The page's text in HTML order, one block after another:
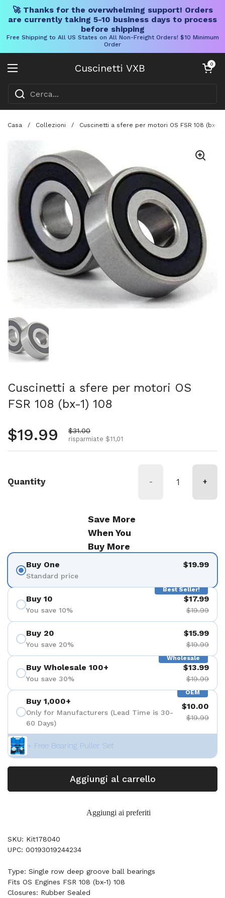
🚀 Thanks for the overwhelming support! Orders
are currently taking 5-10 business days to process
before shipping
Free Shipping to All US States on All Non-Freight Orders! $10 Minimum
Order
Cuscinetti VXB
Aprire il menu
Carrello
0
Casa / Collezioni / Cuscinetti a sfere per motori OS FSR 108 (bx-1)
Cuscinetti a sfere per motori OS
FSR 108 (bx-1) 108
Prezzo normale
$19.99 Prezzo di vendita
$31.00
risparmiate $11,01
Quantity - +
Save More
When You
Buy More
Buy One
Standard price
$19.99
Best Seller!
Buy 10
You save 10%
$17.99
$19.99
Buy 20
You save 20%
$15.99
$19.99
Wholesale
Buy Wholesale 100+
You save 30%
$13.99
$19.99
OEM
Buy 1,000+
Only for Manufacturers (Lead Time is 30-
60 Days)
$10.00
$19.99
+ Free Bearing Puller Set
Aggiungi al carrello
Aggiungi ai preferiti
SKU: Kit178040
UPC: 00193019244234
Type: Single row deep groove ball bearings
Fits OS Engines FSR 108 (bx-1) 108
Closures: Rubber Sealed